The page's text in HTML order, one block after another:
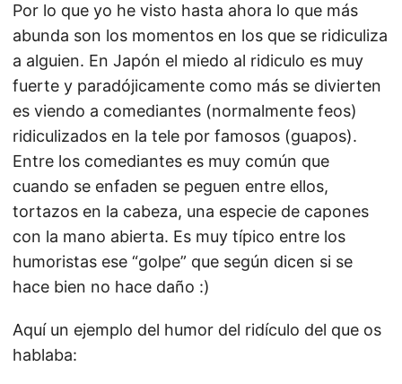
Por lo que yo he visto hasta ahora lo que más
abunda son los momentos en los que se ridiculiza
a alguien. En Japón el miedo al ridiculo es muy
fuerte y paradójicamente como más se divierten
es viendo a comediantes (normalmente feos)
ridiculizados en la tele por famosos (guapos).
Entre los comediantes es muy común que
cuando se enfaden se peguen entre ellos,
tortazos en la cabeza, una especie de capones
con la mano abierta. Es muy típico entre los
humoristas ese “golpe” que según dicen si se
hace bien no hace daño :)
Aquí un ejemplo del humor del ridículo del que os
hablaba: